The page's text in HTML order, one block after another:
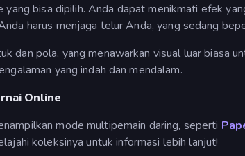
bisa dipilih. Anda dapat menikmati efek
harus menjaga telur Anda, yang sedang
dan pola, yang menawarkan visual luar biasa
yang indah dan mendalam.
Online
mode multipemain daring, seperti
koleksinya untuk informasi lebih lanjut!